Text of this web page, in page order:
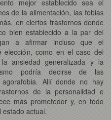
mejor establecido sea el
de la alimentación, las fobias
en ciertos trastornos donde
bien establecido a la par del
a afirmar incluso que el
elección, como en el caso del
la ansiedad generalizada y la
podría decirse de las
Allí donde no hay
de la personalidad e
más prometedor y, en todo
actual.